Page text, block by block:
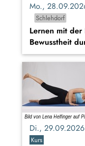
Mo.,
Schlehdorf
Lernen mit
Bewusstheit
Di.,
Kurs